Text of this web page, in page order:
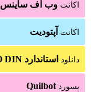
اکانت وب اف ساینس
اکانت آپتودیت
دانلود استاندارد ISO DIN
پسوردQuilbot